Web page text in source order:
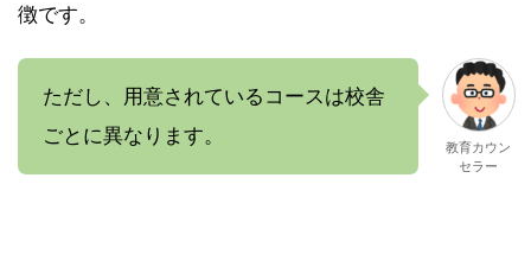
徴です。
ただし、用意されているコースは校舎
ごとに異なります。
教育カウン
セラー